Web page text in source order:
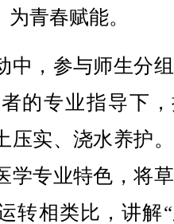
青春赋能。
，参与师生分
的专业指导下
压实、浇水养护
学专业特色，将
转相类比，讲解